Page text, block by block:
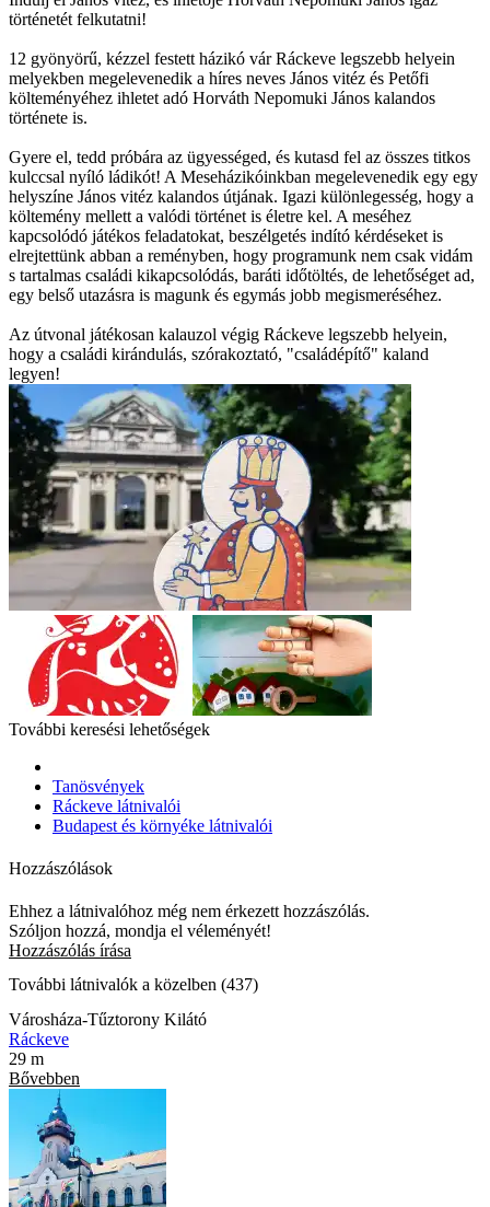
történetét felkutatni!
12 gyönyörű, kézzel festett házikó vár Ráckeve legszebb helyein
melyekben megelevenedik a híres neves János vitéz és Petőfi
költeményéhez ihletet adó Horváth Nepomuki János kalandos
története is.
Gyere el, tedd próbára az ügyességed, és kutasd fel az összes titkos
kulccsal nyíló ládikót! A Meseházikóinkban megelevenedik egy egy
helyszíne János vitéz kalandos útjának. Igazi különlegesség, hogy a
költemény mellett a valódi történet is életre kel. A meséhez
kapcsolódó játékos feladatokat, beszélgetés indító kérdéseket is
elrejtettünk abban a reményben, hogy programunk nem csak vidám
s tartalmas családi kikapcsolódás, baráti időtöltés, de lehetőséget ad,
egy belső utazásra is magunk és egymás jobb megismeréséhez.
Az útvonal játékosan kalauzol végig Ráckeve legszebb helyein,
hogy a családi kirándulás, szórakoztató, "családépítő" kaland
legyen!
További keresési lehetőségek
Tanösvények
Ráckeve látnivalói
Budapest és környéke látnivalói
Hozzászólások
Ehhez a látnivalóhoz még nem érkezett hozzászólás.
Szóljon hozzá, mondja el véleményét!
Hozzászólás írása
További látnivalók a közelben (437)
Városháza-Tűztorony Kilátó
Ráckeve
29 m
Bővebben